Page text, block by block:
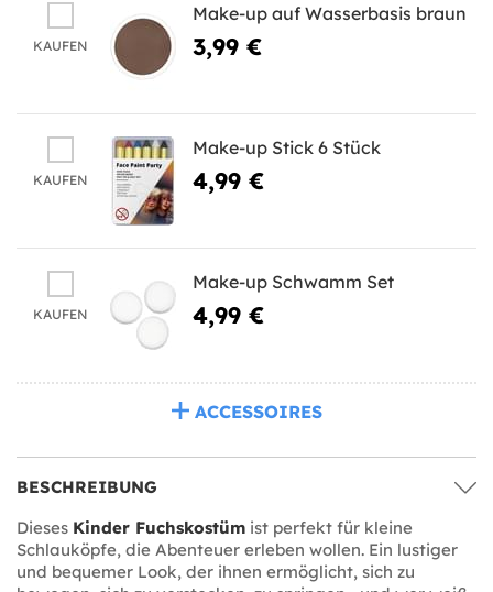
KAUFEN
Make-up auf Wasserbasis braun
3,99 €
KAUFEN
Make-up Stick 6 Stück
4,99 €
KAUFEN
Make-up Schwamm Set
4,99 €
ACCESSOIRES
BESCHREIBUNG
Dieses Kinder Fuchskostüm ist perfekt für kleine
Schlauköpfe, die Abenteuer erleben wollen. Ein lustiger
und bequemer Look, der ihnen ermöglicht, sich zu